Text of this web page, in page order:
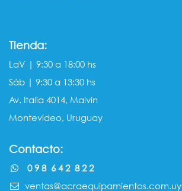
Tienda:
LaV | 9:30 a 18:00 hs
Sáb | 9:30 a 13:30 hs
Av. Italia 4014, Malvín
Montevideo, Uruguay
Contacto:
0 9 8 6 4 2 8 2 2
ventas@acraequipamientos.com.uy